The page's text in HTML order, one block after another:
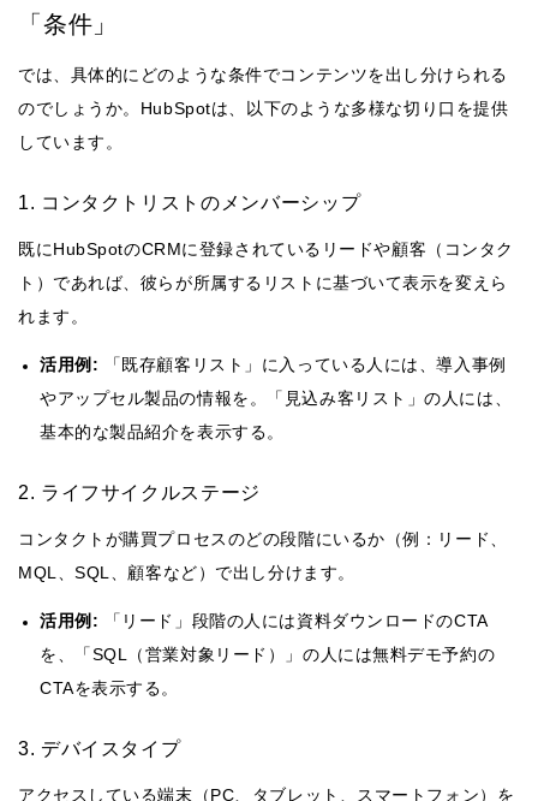
「条件」
では、具体的にどのような条件でコンテンツを出し分けられる
のでしょうか。HubSpotは、以下のような多様な切り口を提供
しています。
1. コンタクトリストのメンバーシップ
既にHubSpotのCRMに登録されているリードや顧客（コンタク
ト）であれば、彼らが所属するリストに基づいて表示を変えら
れます。
活用例: 「既存顧客リスト」に入っている人には、導入事例
やアップセル製品の情報を。「見込み客リスト」の人には、
基本的な製品紹介を表示する。
2. ライフサイクルステージ
コンタクトが購買プロセスのどの段階にいるか（例：リード、
MQL、SQL、顧客など）で出し分けます。
活用例: 「リード」段階の人には資料ダウンロードのCTA
を、「SQL（営業対象リード）」の人には無料デモ予約の
CTAを表示する。
3. デバイスタイプ
アクセスしている端末（PC、タブレット、スマートフォン）を